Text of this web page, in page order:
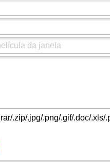
.zip/.jpg/.png/.gif/.doc/.xls/